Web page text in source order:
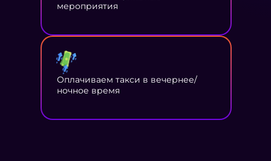
мероприятия
Оплачиваем такси в вечернее/
ночное время